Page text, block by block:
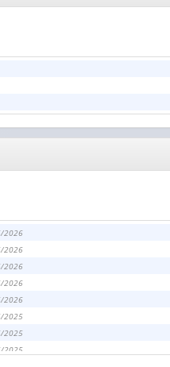
2026
2026
2026
2026
2026
2025
2025
2025